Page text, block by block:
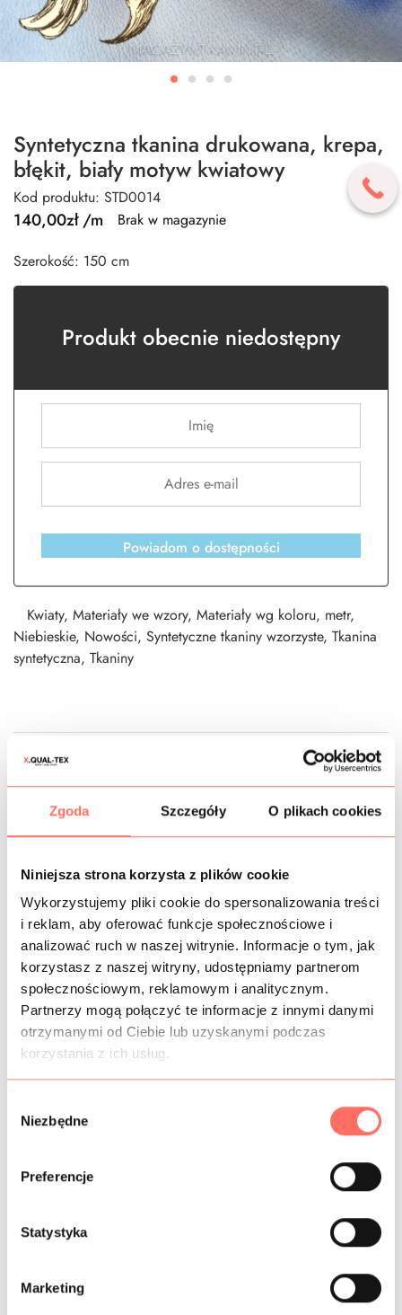
Zgoda Szczegóły O plikach cookies
Niniejsza strona korzysta z plików cookie
Wykorzystujemy pliki cookie do spersonalizowania treści
i reklam, aby oferować funkcje społecznościowe i
analizować ruch w naszej witrynie. Informacje o tym, jak
korzystasz z naszej witryny, udostępniamy partnerom
społecznościowym, reklamowym i analitycznym.
Partnerzy mogą połączyć te informacje z innymi danymi
otrzymanymi od Ciebie lub uzyskanymi podczas
korzystania z ich usług.
Niezbędne
Preferencje
Statystyka
Marketing
Syntetyczna tkanina drukowana, krepa,
błękit, biały motyw kwiatowy
Kod produktu: STD0014
140,00zł/m
Brak w magazynie
Szerokość: 150 cm
Produkt obecnie niedostępny
Powiadom o dostępności
Kwiaty, Materiały we wzory, Materiały wg koloru, metr,
Niebieskie, Nowości, Syntetyczne tkaniny wzorzyste, Tkanina
syntetyczna, Tkaniny
CZAS DOSTAWY
OPIS
SYNTETYCZNA TKANINA DRUKOWANA – krepa, błękit, biały
motyw kwiatowy
Najwyższej klasy włoski poliester – poliestrowa krepa w
kolorze delikatnego, gołębiego błękitu z pięknym motywem
białych kwiatów. Materiał kryjący, matowy, nieelastyczny.
Idealnie nadaje się na: suknie, sukienki, spódnice, koszule,
eleganckie kimona, szlafroki. chusty
KREPA
INFORMACJE DODATKOWE
SKŁAD